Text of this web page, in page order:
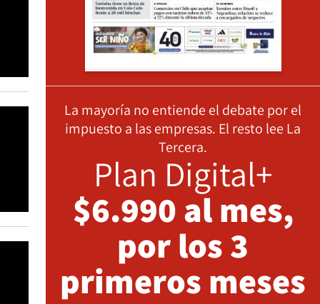
La mayoría no entiende el debate por el
impuesto a las empresas. El resto lee La
Tercera.
Plan Digital+
$6.990 al mes,
por los 3
primeros meses